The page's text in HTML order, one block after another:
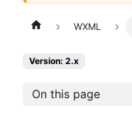
WXML
Version: 2.x
On this page